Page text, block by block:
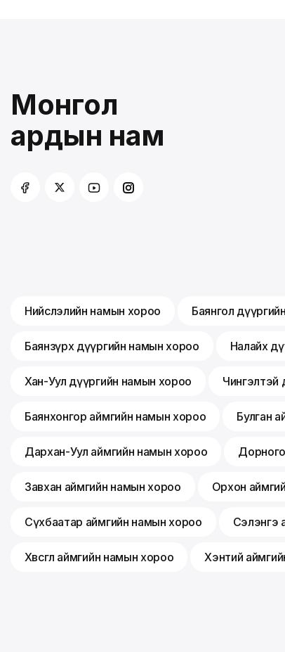
Монгол
ардын нам
Нийслэлийн намын хороо Баянгол
Баянзүрх дүүргийн намын хороо Налайх
Хан-Уул дүүргийн намын хороо Чингэлтэй
Баянхонгор аймгийн намын хороо Булган
Дархан-Уул аймгийн намын хороо
Завхан аймгийн намын хороо Орхон
Сүхбаатар аймгийн намын хороо Сэлэнгэ
Хөвсгөл аймгийн намын хороо Хэнтий